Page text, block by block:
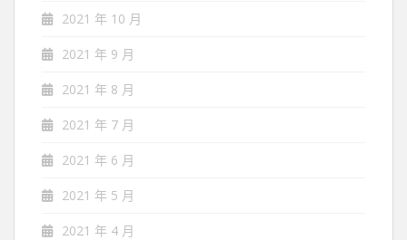
2021 年 10 月
2021 年 9 月
2021 年 8 月
2021 年 7 月
2021 年 6 月
2021 年 5 月
2021 年 4 月